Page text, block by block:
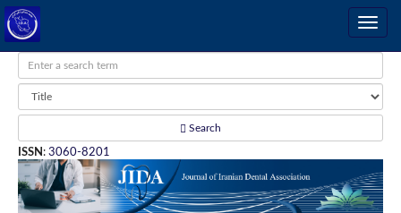
Search
ISSN : 3060-8201